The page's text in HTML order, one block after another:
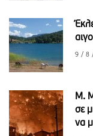
9 / 8
M.
σε
να